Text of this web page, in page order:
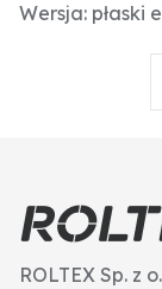
Wersja: płaski
ROLTEX Sp. z